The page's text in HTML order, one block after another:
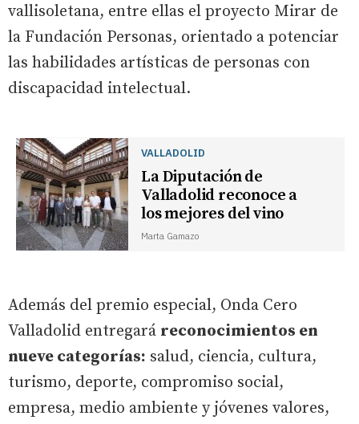
vallisoletana, entre ellas el proyecto Mirar de
la Fundación Personas, orientado a potenciar
las habilidades artísticas de personas con
discapacidad intelectual.
VALLADOLID
La Diputación de
Valladolid reconoce a
los mejores del vino
Marta Gamazo
Además del premio especial, Onda Cero
Valladolid entregará reconocimientos en
nueve categorías: salud, ciencia, cultura,
turismo, deporte, compromiso social,
empresa, medio ambiente y jóvenes valores,